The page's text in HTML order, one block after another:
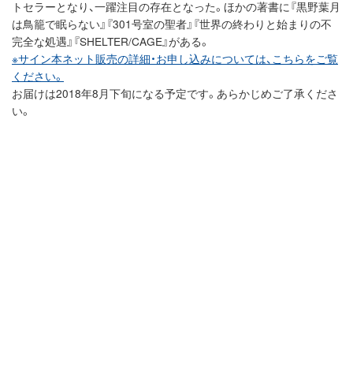
トセラーとなり、一躍注目の存在となった。ほかの著書に『黒野葉月
は鳥籠で眠らない』『301号室の聖者』『世界の終わりと始まりの不
完全な処遇』『SHELTER/CAGE』がある。
※サイン本ネット販売の詳細・お申し込みについては、こちらをご覧
ください。
お届けは2018年8月下旬になる予定です。あらかじめご了承くださ
い。